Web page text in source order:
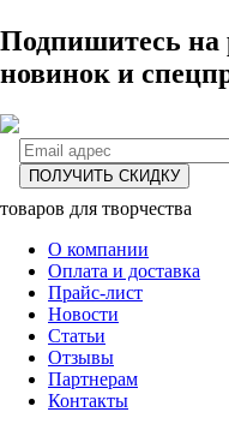
Подпишитесь
новинок и
ПОЛУЧИТЬ СКИДКУ
товаров для творчества
О компании
Оплата и доставка
Прайс-лист
Новости
Статьи
Отзывы
Партнерам
Контакты